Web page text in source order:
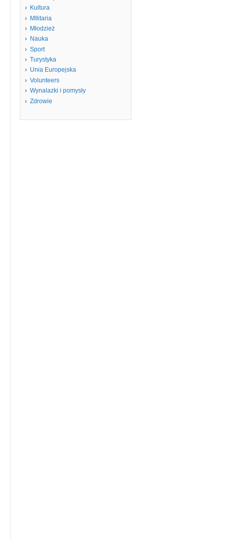
Kultura
MIlitaria
Młodzież
Nauka
Sport
Turystyka
Unia Europejska
Volunteers
Wynalazki i pomysły
Zdrowie